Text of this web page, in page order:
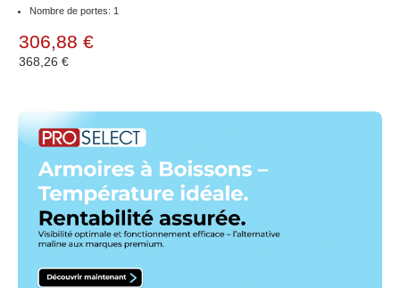
Nombre de portes: 1
306,88 €
368,26 €